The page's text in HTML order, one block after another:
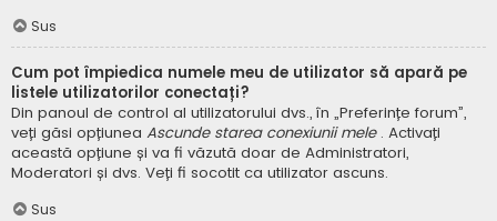
Sus
Cum pot împiedica numele meu de utilizator să apară pe
listele utilizatorilor conectați?
Din panoul de control al utilizatorului dvs., în „Preferințe forum”,
veți găsi opțiunea Ascunde starea conexiunii mele . Activați
această opțiune și va fi văzută doar de Administratori,
Moderatori și dvs. Veți fi socotit ca utilizator ascuns.
Sus